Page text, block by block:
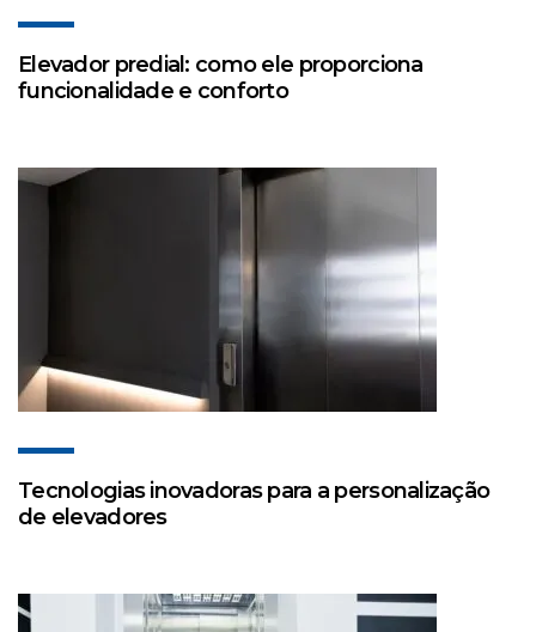
Elevador predial: como ele proporciona
funcionalidade e conforto
Tecnologias inovadoras para a personalização
de elevadores